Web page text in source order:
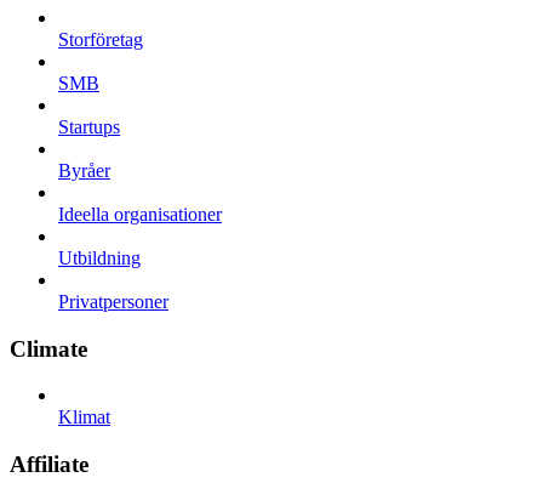
Storföretag
SMB
Startups
Byråer
Ideella organisationer
Utbildning
Privatpersoner
Climate
Klimat
Affiliate